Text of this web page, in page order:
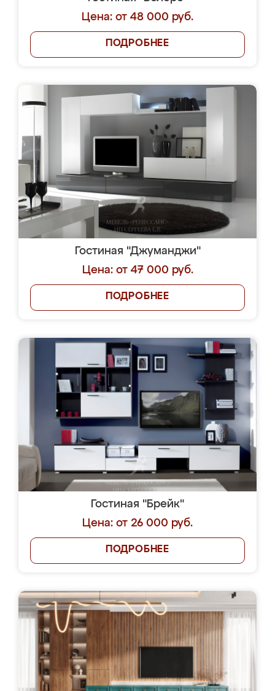
Цена: от 48 000 руб.
ПОДРОБНЕЕ
Гостиная "Джуманджи"
Цена: от 47 000 руб.
ПОДРОБНЕЕ
Гостиная "Брейк"
Цена: от 26 000 руб.
ПОДРОБНЕЕ